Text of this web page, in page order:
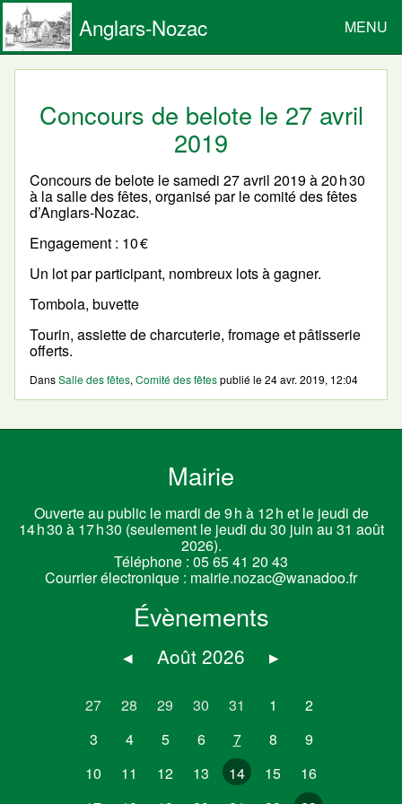
Anglars-Nozac MENU
Concours de belote le 27 avril
2019
Concours de belote le samedi 27 avril 2019 à 20 h 30
à la salle des fêtes, organisé par le comité des fêtes
d’Anglars-Nozac.
Engagement : 10 €
Un lot par participant, nombreux lots à gagner.
Tombola, buvette
Tourin, assiette de charcuterie, fromage et pâtisserie
offerts.
DansSalle des fêtes,Comité des fêtespublié le24 avr. 2019, 12:04
Mairie
Ouverte au public le mardi de 9 h à 12 h et le jeudi de
14 h 30 à 17 h 30 (seulement le jeudi du 30 juin au 31 août
2026).
Téléphone : 05 65 41 20 43
Courrier électronique : mairie.nozac@wanadoo.fr
Évènements
◂ Août 2026 ▸
27 28 29 30 31 1
2
3
4 5 6 7 8
9
10
11 12 13 14 15
16